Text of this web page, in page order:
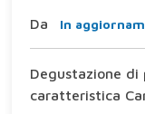
Da In
Degustazione
caratteristica